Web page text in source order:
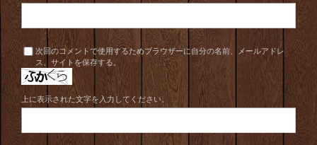
次回のコメントで使用するためブラウザーに自分の名前、メールアドレ
ス、サイトを保存する。
上に表示された文字を入力してください。